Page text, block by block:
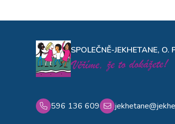
SPOLEČNĚ-JEKHETANE, O.
596 136 609